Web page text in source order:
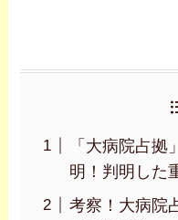
「大病院占拠
明！判明した
考察！大病院